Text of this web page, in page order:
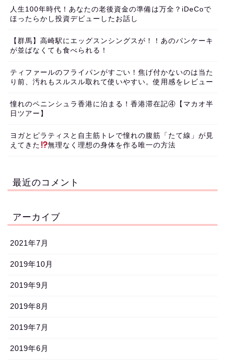
人生100年時代！あなたの老後資金の準備は万全？iDeCoで
ほったらかし投資デビューしたお話し
【群馬】高崎駅にエッグスンシングスが！！あのパンケーキ
が並ばなくても食べられる！
ティファールのフライパンがすごい！焦げ付かないのは当た
り前、汚れもスルスル取れて使いやすい。使用感をレビュー
憧れのペニンシュラ香港に泊まる！香港滞在記④【マカオ半
日ツアー】
ヨガとピラティスと自主筋トレで憧れの腹筋「たて線」が見
えてきた
無理なく理想の身体を作る唯一の方法
最近のコメント
アーカイブ
2021年7月
2019年10月
2019年9月
2019年8月
2019年7月
2019年6月